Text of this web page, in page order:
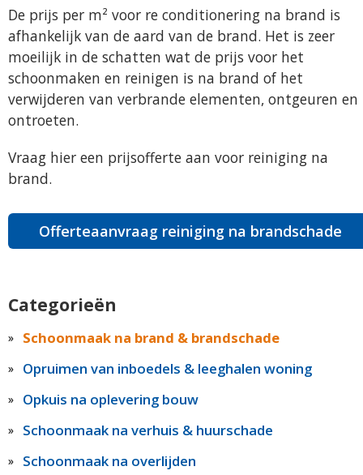
De prijs per m² voor re conditionering na brand is
afhankelijk van de aard van de brand. Het is zeer
moeilijk in de schatten wat de prijs voor het
schoonmaken en reinigen is na brand of het
verwijderen van verbrande elementen, ontgeuren en
ontroeten.
Vraag hier een prijsofferte aan voor reiniging na
brand.
Offerteaanvraag reiniging na brandschade
Categorieën
Schoonmaak na brand & brandschade
Opruimen van inboedels & leeghalen woning
Opkuis na oplevering bouw
Schoonmaak na verhuis & huurschade
Schoonmaak na overlijden